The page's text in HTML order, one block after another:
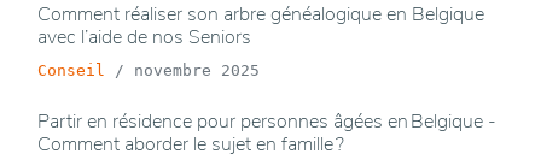
Comment réaliser son arbre généalogique en Belgique
avec l’aide de nos Seniors
Conseil / novembre 2025
Partir en résidence pour personnes âgées en Belgique -
Comment aborder le sujet en famille ?